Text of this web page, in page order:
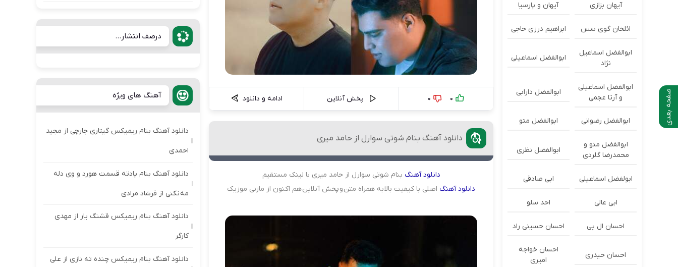
0
0 پخش آنلاین ادامه و دانلود
دانلود آهنگ بنام شوتی سوارل از حامد میری
دانلودآهنگ بنام شوتی سوارل از حامد میری با لینک مستقیم
دانلودآهنگ اصلی با کیفیت بالا به همراه متن و پخش آنلاین هم اکنون از مازنی موزیک
آیهان بزازی آیهان و پارسیا
ائلخان گوی سس ابراهیم درزی حاجی
ابوالفضل اسماعیل
نژاد
ابوالفضل اسماعیلی
ابوالفضل اسماعیلی
و آرتا عجمی
ابوالفضل دارابی
ابوالفضل رضوانی ابوالفضل متو
ابوالفضل متو و
محمدرضا گلردی
ابوالفضل نظری
ابولفضل اسماعیلی ابی صادقی
ابی عالی احد سلو
احسان ال پی احسان حسینی راد
احسان حیدری
احسان خواجه
امیری
درصف انتشار...
آهنگ های ویژه
دانلود آهنگ بنام ریمیکس گیتاری جارچی از مجید
احمدی
دانلود آهنگ بنام یادته قسمت هورد و وی دله
مه نکنی از فرشاد مرادی
دانلود آهنگ بنام ریمیکس قشنگ یار از مهدی
کارگر
دانلود آهنگ بنام ریمیکس چنده ته نازی از علی
صفحه بعدی